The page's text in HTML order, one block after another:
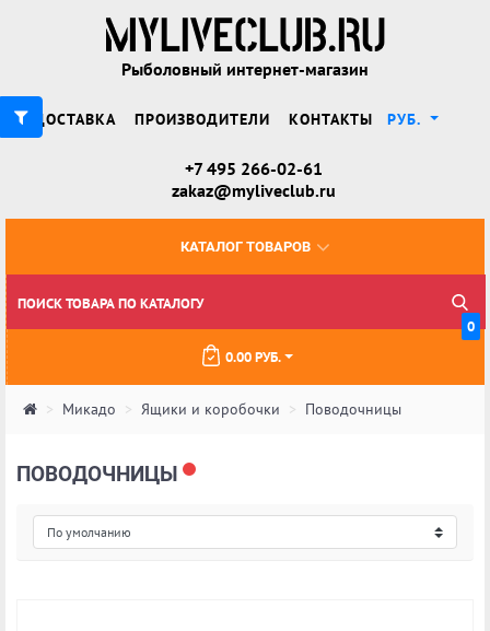
Рыболовный интернет-магазин
ДОСТАВКА ПРОИЗВОДИТЕЛИ КОНТАКТЫ РУБ.
+7 495 266-02-61
zakaz@myliveclub.ru
КАТАЛОГ ТОВАРОВ
0
0.00 РУБ.
Микадо Ящики и коробочки Поводочницы
ПОВОДОЧНИЦЫ